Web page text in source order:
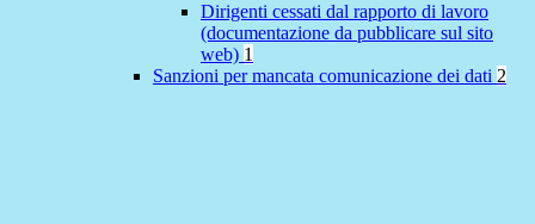
Dirigenti cessati dal rapporto di lavoro
(documentazione da pubblicare sul sito
web) 1
Sanzioni per mancata comunicazione dei dati 2